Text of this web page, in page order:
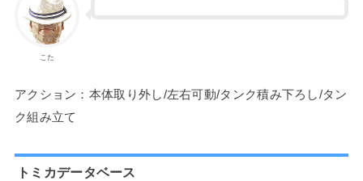
こた
アクション：本体取り外し/左右可動/タンク積み下ろし/タン
ク組み立て
トミカデータベース